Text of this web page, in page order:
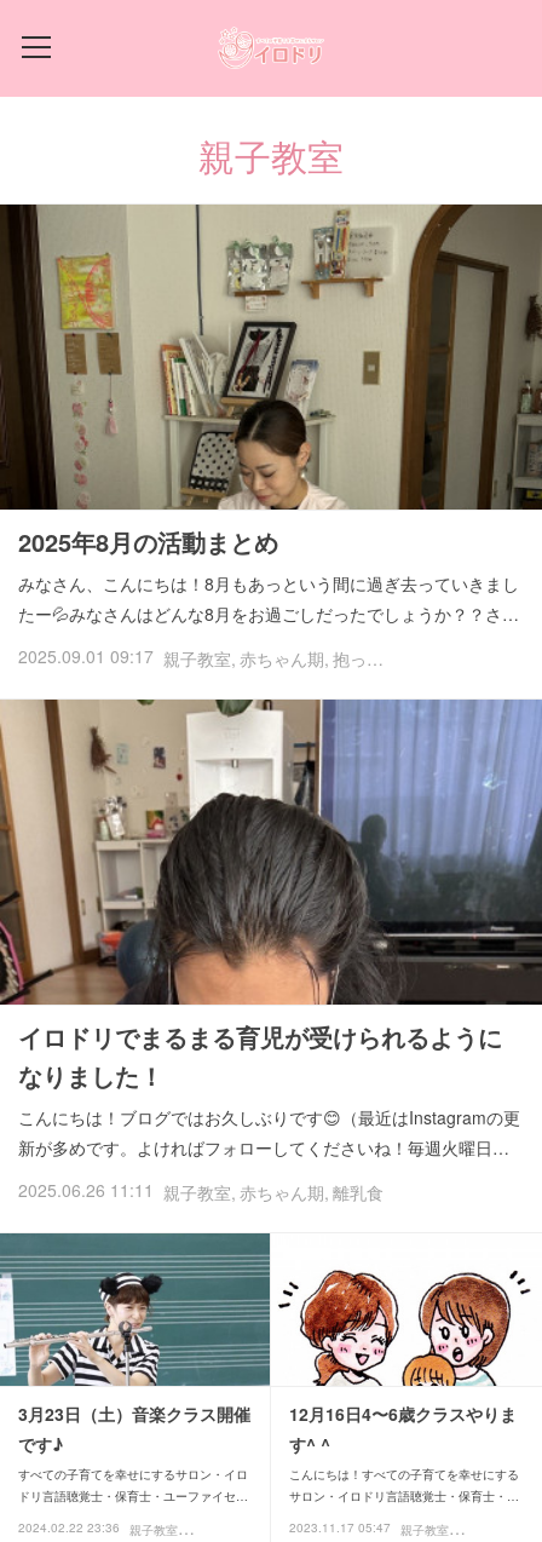
親子教室
2025年8月の活動まとめ
みなさん、こんにちは！8月もあっという間に過ぎ去っていきまし
たー💦みなさんはどんな8月をお過ごしだったでしょうか？？さ…
2025.09.01 09:17 親子教室 赤ちゃん期 抱っこ・スリング
イロドリでまるまる育児が受けられるように
なりました！
こんにちは！ブログではお久しぶりです😊（最近はInstagramの更
新が多めです。よければフォローしてくださいね！毎週火曜日…
2025.06.26 11:11 親子教室 赤ちゃん期 離乳食
3月23日（土）音楽クラス開催
です♪
すべての子育てを幸せにするサロン・イロ
ドリ言語聴覚士・保育士・ユーファイセ…
2024.02.22 23:36
親
子教室お知らせ
12月16日4〜6歳クラスやりま
す^ ^
こんにちは！すべての子育てを幸せにする
サロン・イロドリ言語聴覚士・保育士・…
2023.11.17 05:47
親
子教室お知らせ